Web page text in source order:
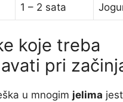
1 – 2 sata
koje treba
pri
u mnogim jelima